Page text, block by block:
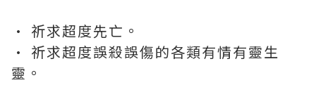
• 祈求超度先亡。
• 祈求超度誤殺誤傷的各類有情有靈生
靈。